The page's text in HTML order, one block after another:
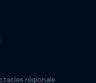
régionale